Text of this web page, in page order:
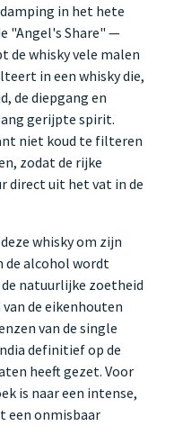
in het hete
"Angel's Share" —
de whisky vele malen
in een whisky die,
de diepgang en
gerijpte spirit.
niet koud te filteren
zodat de rijke
direct uit het vat in de
whisky om zijn
de alcohol wordt
natuurlijke zoetheid
de eikenhouten
van de single
definitief op de
heeft gezet. Voor
is naar een intense,
een onmisbaar